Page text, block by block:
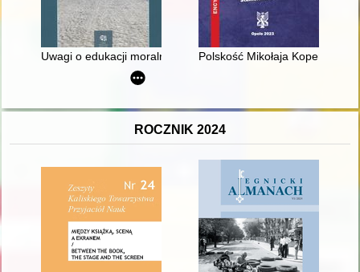
Uwagi o edukacji moralnej synów szlacheckich w XVI-
Polskość Mikołaja Kopernika z
ROCZNIK 2024